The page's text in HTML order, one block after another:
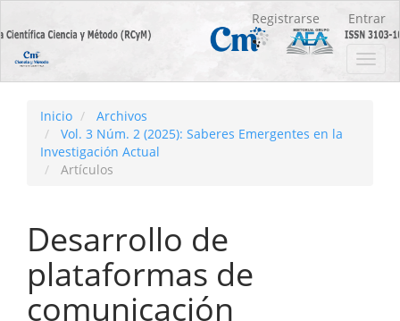
principal
Contenido
principal
Barra
Registrarse Entrar
Inicio
Archivos
Vol. 3 Núm. 2 (2025): Saberes Emergentes en la
Investigación Actual
Artículos
Desarrollo de
plataformas de
comunicación